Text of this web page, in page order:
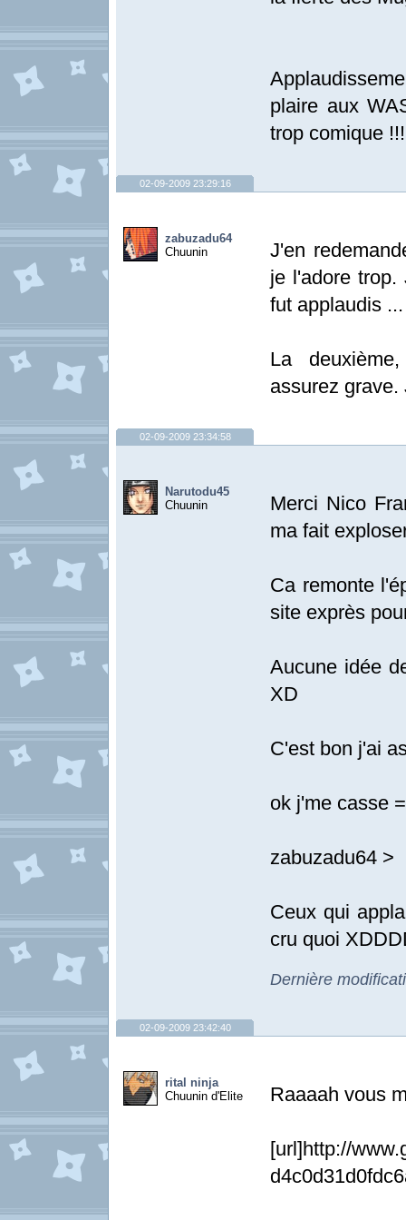
plaire aux
trop comique
02-09-2009 23:29:16
zabuzadu64
Chuunin
J'en
je l'adore
fut applaudis
La
assurez
02-09-2009 23:34:58
Narutodu45
Chuunin
Merci Nico
ma fait
Ca remonte
site exprès
Aucune idée
XD
C'est bon j'ai
ok j'me casse
zabuzadu64 >
Ceux qui
cru quoi
Dernière
02-09-2009 23:42:40
rital ninja
Chuunin d'Elite
Raaaah vous
[url]http://